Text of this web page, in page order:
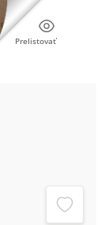
Prelistovať